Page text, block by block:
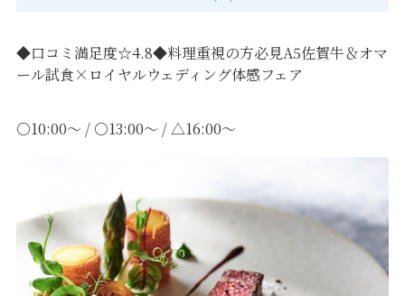
◆口コミ満足度☆4.8◆料理重視の方必見A5佐賀牛＆オマ
ール試食×ロイヤルウェディング体感フェア
○10:00～ / ○13:00～ / △16:00～